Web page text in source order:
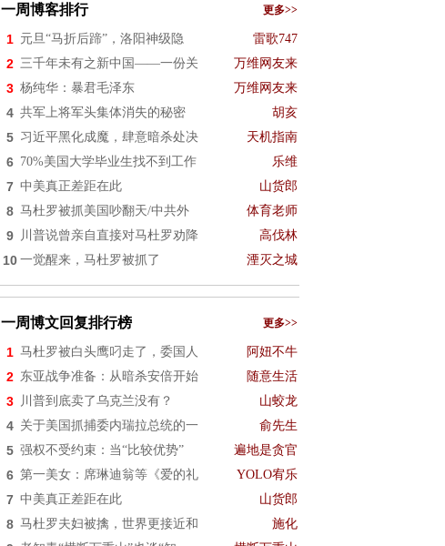
一周博客排行 更多>>
1 元旦“马折后蹄”，洛阳神级隐 雷歌747
2 三千年未有之新中国——一份关 万维网友来
3 杨纯华：暴君毛泽东 万维网友来
4 共军上将军头集体消失的秘密 胡亥
5 习近平黑化成魔，肆意暗杀处决 天机指南
6 70%美国大学毕业生找不到工作 乐维
7 中美真正差距在此 山货郎
8 马杜罗被抓美国吵翻天/中共外 体育老师
9 川普说曾亲自直接对马杜罗劝降 高伐林
10 一觉醒来，马杜罗被抓了 湮灭之城
一周博文回复排行榜 更多>>
1 马杜罗被白头鹰叼走了，委国人 阿妞不牛
2 东亚战争准备：从暗杀安倍开始 随意生活
3 川普到底卖了乌克兰没有？ 山蛟龙
4 关于美国抓捕委内瑞拉总统的一 俞先生
5 强权不受约束：当“比较优势” 遍地是贪官
6 第一美女：席琳迪翁等《爱的礼 YOLO宥乐
7 中美真正差距在此 山货郎
8 马杜罗夫妇被擒，世界更接近和 施化